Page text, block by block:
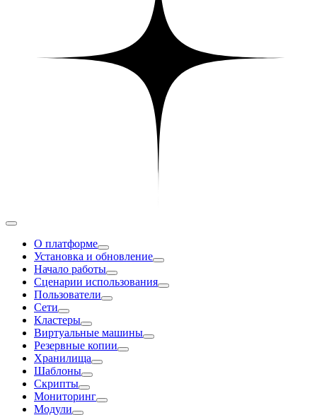
О платформе
Установка и обновление
Начало работы
Сценарии использования
Пользователи
Сети
Кластеры
Виртуальные машины
Резервные копии
Хранилища
Шаблоны
Скрипты
Мониторинг
Модули